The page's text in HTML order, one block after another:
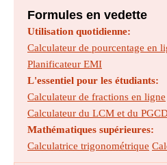
Formules de base des
mécaniques
Formules :21 Taille :811kb
Formules importantes
réacteurs et de réacteurs de
réactions uniques
Formules :27 Taille :860kb
Formules en vedette
Utilisation quotidienne:
Calculateur de pourcentage en
Planificateur EMI
L'essentiel pour les étudiants:
Calculateur de fractions en ligne
Calculateur du LCM et du
Mathématiques supérieures:
Calculatrice trigonométrique